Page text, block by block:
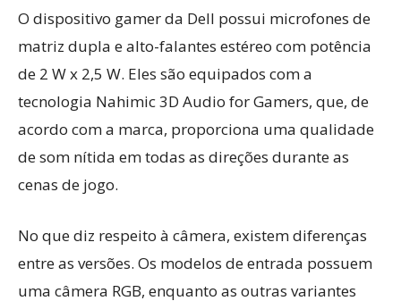
O dispositivo gamer da Dell possui microfones de
matriz dupla e alto-falantes estéreo com potência
de 2 W x 2,5 W. Eles são equipados com a
tecnologia Nahimic 3D Audio for Gamers, que, de
acordo com a marca, proporciona uma qualidade
de som nítida em todas as direções durante as
cenas de jogo.
No que diz respeito à câmera, existem diferenças
entre as versões. Os modelos de entrada possuem
uma câmera RGB, enquanto as outras variantes